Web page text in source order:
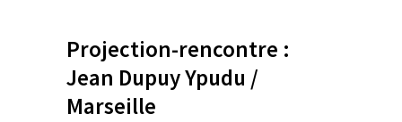
Projection-rencontre :
Jean Dupuy Ypudu /
Marseille